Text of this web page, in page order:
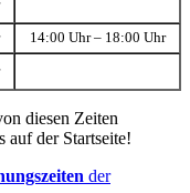
14:00 Uhr – 18:00 Uhr
diesen Zeiten
auf der Startseite!
der